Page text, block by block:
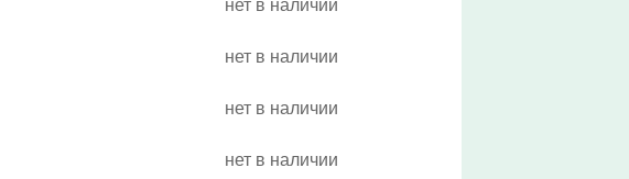
нет в наличии
нет в наличии
нет в наличии
нет в наличии